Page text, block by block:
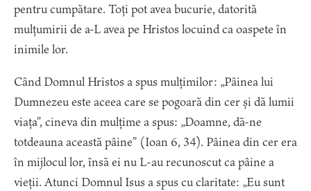
pentru cumpătare. Toți pot avea bucurie, datorită
mulțumirii de a-L avea pe Hristos locuind ca oaspete în
inimile lor.
Când Domnul Hristos a spus mulțimilor: „Pâinea lui
Dumnezeu este aceea care se pogoară din cer și dă lumii
viața”, cineva din mulțime a spus: „Doamne, dă-ne
totdeauna această pâine” (Ioan 6, 34). Pâinea din cer era
în mijlocul lor, însă ei nu L-au recunoscut ca pâine a
vieții. Atunci Domnul Isus a spus cu claritate: „Eu sunt